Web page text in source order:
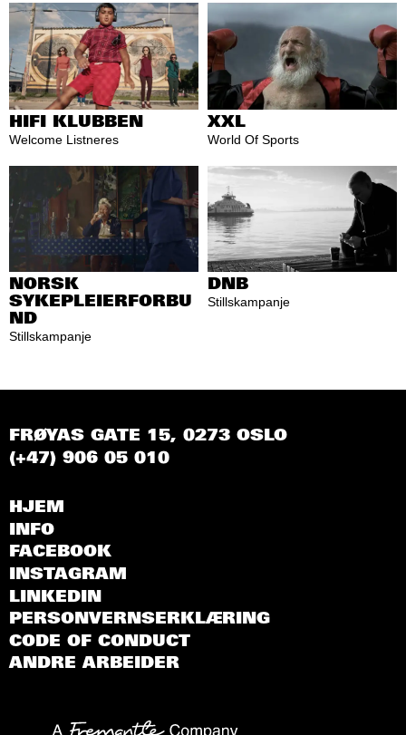
HIFI KLUBBEN
Welcome Listneres
XXL
World Of Sports
NORSK
SYKEPLEIERFORBU
ND
Stillskampanje
DNB
Stillskampanje
FRØYAS GATE 15, 0273 OSLO
(+47) 906 05 010
HJEM
INFO
FACEBOOK
INSTAGRAM
LINKEDIN
PERSONVERNSERKLÆRING
CODE OF CONDUCT
ANDRE ARBEIDER